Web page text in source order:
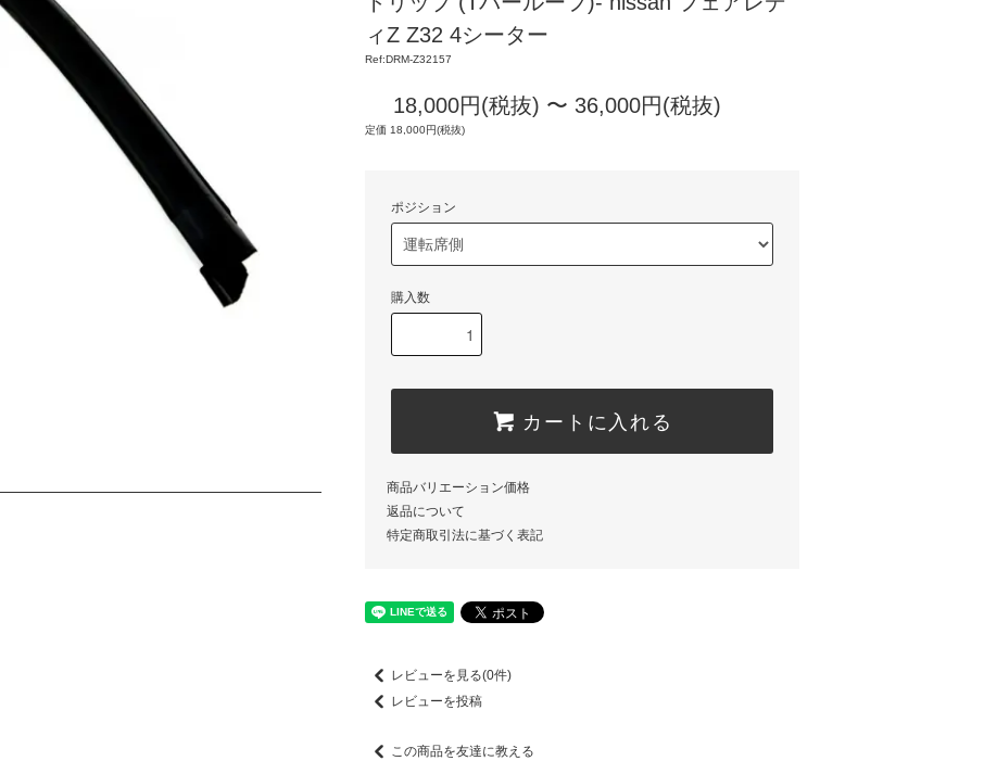
ィZ Z32 4シーター
Ref:DRM-Z32157
18,000円(税抜) 〜 36,000円(税抜)
定価 18,000円(税抜)
ポジション
購入数
カートに入れる
商品バリエーション価格
返品について
特定商取引法に基づく表記
レビューを見る(0件)
レビューを投稿
この商品を友達に教える